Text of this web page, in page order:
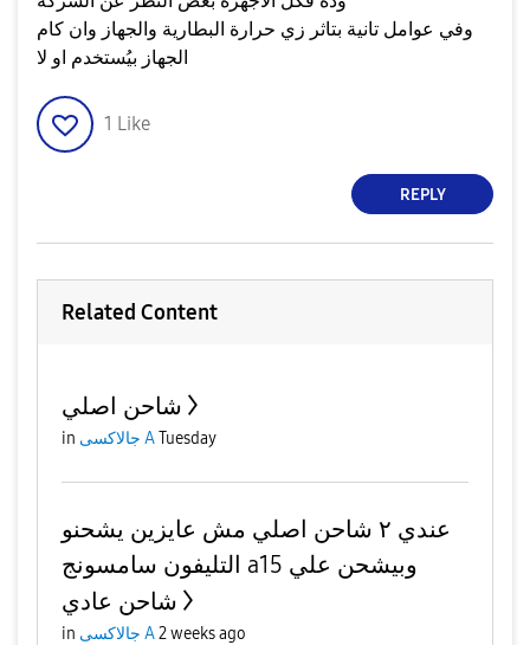
وفي عوامل تانية بتاثر زي حرارة البطارية والجهاز وان كام
الجهاز بيُستخدم او لا
1 Like
REPLY
Related Content
شاحن اصلي
in جالاكسى ATuesday
عندي ٢ شاحن اصلي مش عايزين يشحنو
التليفون سامسونج a15 وبيشحن علي
شاحن عادي
in جالاكسى A2 weeks ago